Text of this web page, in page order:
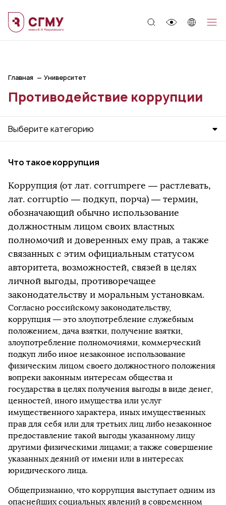
Главная Университет
Противодействие коррупции
Выберите категорию
Что такое коррупция
Коррупция (от лат. corrumpere — растлевать,
лат. corruptio — подкуп, порча) — термин,
обозначающий обычно использование
должностным лицом своих властных
полномочий и доверенных ему прав, а также
связанных с этим официальным статусом
авторитета, возможностей, связей в целях
личной выгоды, противоречащее
законодательству и моральным установкам.
Согласно российскому законодательству,
коррупция — это злоупотребление служебным
положением, дача взятки, получение взятки,
злоупотребление полномочиями, коммерческий
подкуп либо иное незаконное использование
физическим лицом своего должностного положения
вопреки законным интересам общества и
государства в целях получения выгоды в виде денег,
ценностей, иного имущества или услуг
имущественного характера, иных имущественных
прав для себя или для третьих лиц либо незаконное
предоставление такой выгоды указанному лицу
другими физическими лицами; а также совершение
указанных деяний от имени или в интересах
юридического лица.
Общепризнанно, что коррупция выступает одним из
опаснейших социальных явлений в современном